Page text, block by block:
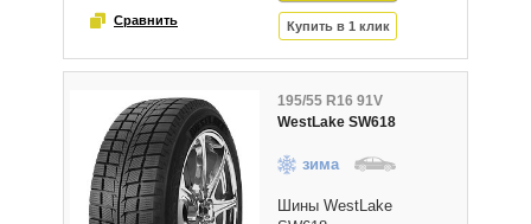
195/55 R16 91V
WestLake SW618
зима
Шины WestLake